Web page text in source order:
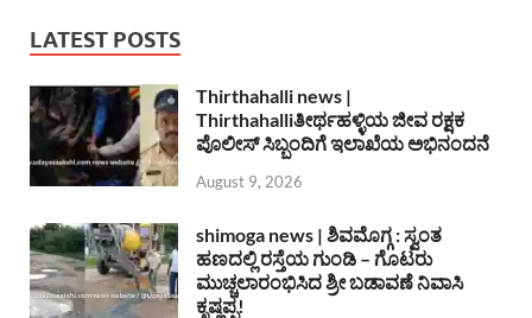
LATEST POSTS
Thirthahalli news |
Thirthahalliತೀರ್ಥಹಳ್ಳಿಯ ಜೀವ ರಕ್ಷಕ
ಪೊಲೀಸ್ ಸಿಬ್ಬಂದಿಗೆ ಇಲಾಖೆಯ ಅಭಿನಂದನೆ
August 9, 2026
shimoga news | ಶಿವಮೊಗ್ಗ : ಸ್ವಂತ
ಹಣದಲ್ಲಿ ರಸ್ತೆಯ ಗುಂಡಿ – ಗೊಟರು
ಮುಚ್ಚಲಾರಂಭಿಸಿದ ಶ್ರೀ ಬಡಾವಣೆ ನಿವಾಸಿ
ಕೃಷ್ಣಪ್ಪ!